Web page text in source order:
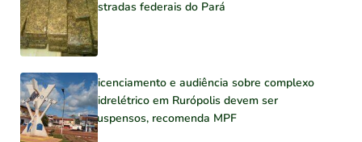
estradas federais do Pará
Licenciamento e audiência sobre complexo
hidrelétrico em Rurópolis devem ser
suspensos, recomenda MPF